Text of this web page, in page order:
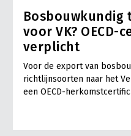
voor VK? OECD-
verplicht
Voor de export van
richtlijnsoorten naar het
een OECD-